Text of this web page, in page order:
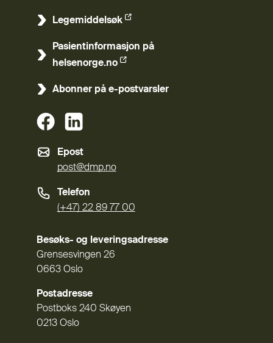
Legemiddelsøk
(Ekstern lenke)
Pasientinformasjon på
helsenorge.no
(Ekstern lenke)
Abonner på e-postvarsler
(Ekstern lenke)
Epost
post@dmp.no
Telefon
(+47) 22 89 77 00
Besøks- og leveringsadresse
Grensesvingen 26
0663 Oslo
Postadresse
Postboks 240 Skøyen
0213 Oslo